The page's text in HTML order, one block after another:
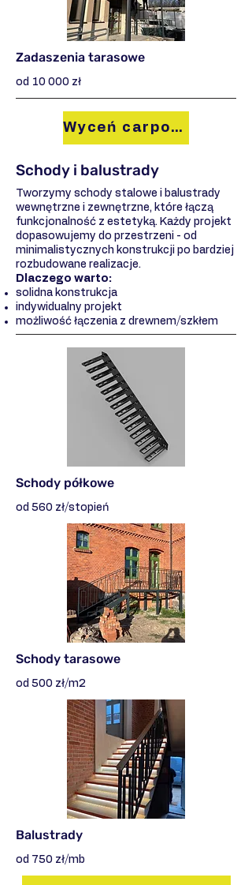
Zadaszenia tarasowe
od 10 000 zł
Wyceń carport
Schody i balustrady
Tworzymy schody stalowe i balustrady
wewnętrzne i zewnętrzne, które łączą
funkcjonalność z estetyką. Każdy projekt
dopasowujemy do przestrzeni - od
minimalistycznych konstrukcji po bardziej
rozbudowane realizacje.
Dlaczego warto:
solidna konstrukcja
indywidualny projekt
możliwość łączenia z drewnem/szkłem
Schody półkowe
od 560 zł/stopień
Schody tarasowe
od 500 zł/m2
Balustrady
od 750 zł/mb